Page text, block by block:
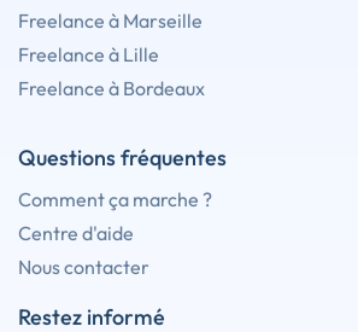
Freelance à Marseille
Freelance à Lille
Freelance à Bordeaux
Questions fréquentes
Comment ça marche ?
Centre d'aide
Nous contacter
Restez informé